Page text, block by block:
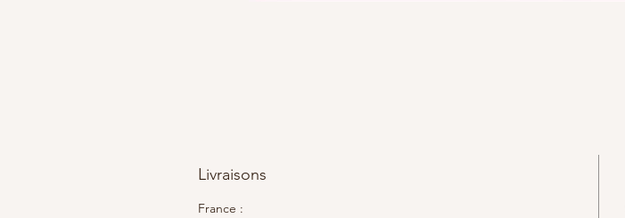
Livraisons
France :